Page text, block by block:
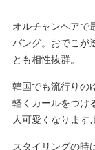
オルチャンヘアで
バング。おでこが
とも相性抜群。
韓国でも流行りの
軽くカールをつけ
人可愛くなります
スタイリングの時